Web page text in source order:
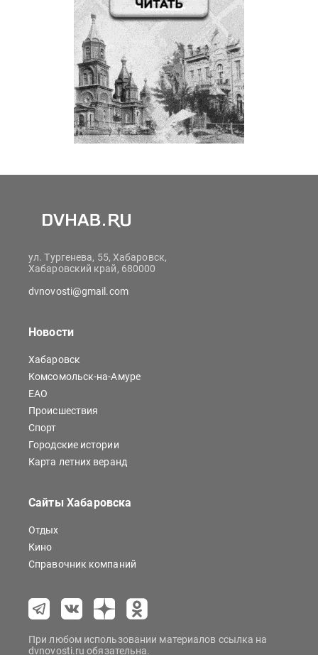
ул. Тургенева, 55, Хабаровск,
Хабаровский край, 680000
dvnovosti@gmail.com
Новости
Хабаровск
Комсомольск-на-Амуре
ЕАО
Происшествия
Спорт
Городские истории
Карта летних веранд
Сайты Хабаровска
Отдых
Кино
Справочник компаний
При любом использовании материалов ссылка на
dvnovosti.ru обязательна.